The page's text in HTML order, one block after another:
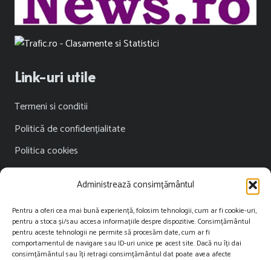
Administrează consimțământul
Pentru a oferi cea mai bună experiență, folosim tehnologii, cum ar fi cookie-uri,
pentru a stoca și/sau accesa informațiile despre dispozitive. Consimțământul
pentru aceste tehnologii ne permite să procesăm date, cum ar fi
comportamentul de navigare sau ID-uri unice pe acest site. Dacă nu îți dai
consimțământul sau îți retragi consimțământul dat poate avea afecte
Link-uri utile
Termeni si conditii
Politică de confidențialitate
Politica cookies
Publicitate
Contact